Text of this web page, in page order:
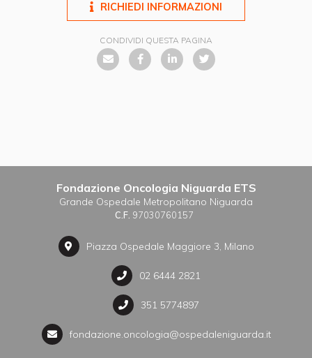
RICHIEDI INFORMAZIONI
CONDIVIDI QUESTA PAGINA
Fondazione Oncologia Niguarda ETS
Grande Ospedale Metropolitano Niguarda
C.F. 97030760157
Piazza Ospedale Maggiore 3, Milano
02 6444 2821
351 5774897
fondazione.oncologia@ospedaleniguarda.it